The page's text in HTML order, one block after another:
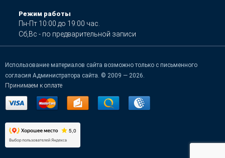
Режим работы
Пн-Пт 10:00 до 19:00 час.
Сб,Вс - по предварительной записи
Использование материалов сайта возможно только с письменного
согласия Администратора сайта. © 2009 — 2026.
Принимаем к оплате